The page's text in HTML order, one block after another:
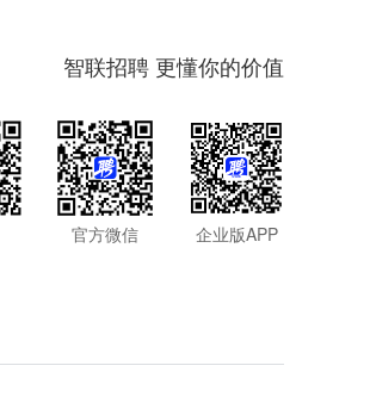
智联招聘 更懂你的价值
官方微信 企业版APP